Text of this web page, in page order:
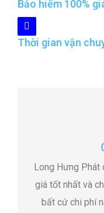
Bảo hiểm 100%
Thời gian vận
Long Hưng Phát
giá tốt nhất và
bất cứ chi phí